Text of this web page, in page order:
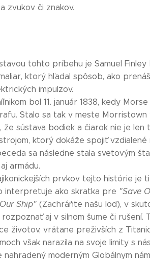
zvukov či znakov.
tohto príbehu je Samuel
ktorý hľadal spôsob, ako
impulzov.
bol 11. január 1838, kedy
Stalo sa tak v meste
že sústava bodiek a čiarok nie je
ktorý dokáže spojiť
sa následne stala svetovým
armádu.
prvkov tejto histórie je
interpretuje ako skratka pre "Save
Ship" (Zachráňte našu loď), v
aj v silnom šume či rušení.
životov, vrátane preživších z
však narazila na svoje limity s
moderným Globálnym